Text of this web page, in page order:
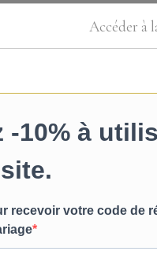
se distingue par
cérémonie en plein air
m'a bien renseignée ...
Accéder à